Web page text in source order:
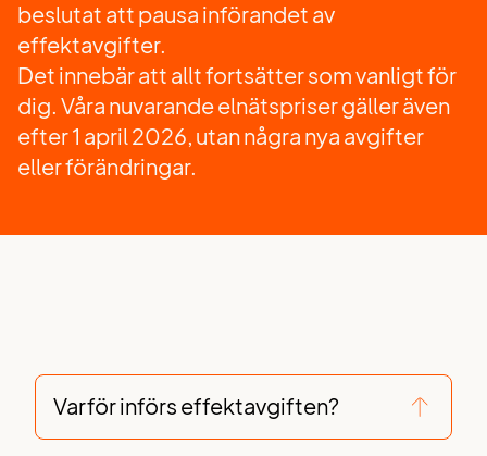
beslutat att pausa införandet av
effektavgifter.
Det innebär att allt fortsätter som vanligt för
dig. Våra nuvarande elnätspriser gäller även
efter 1 april 2026, utan några nya avgifter
eller förändringar.
Varför införs effektavgiften?